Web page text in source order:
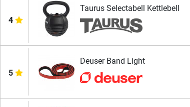
4
Taurus Selectabell Kettlebell
5
Deuser Band Light